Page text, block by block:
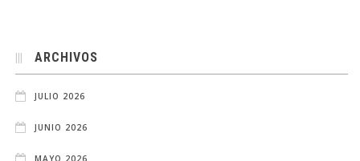
ARCHIVOS
JULIO 2026
JUNIO 2026
MAYO 2026